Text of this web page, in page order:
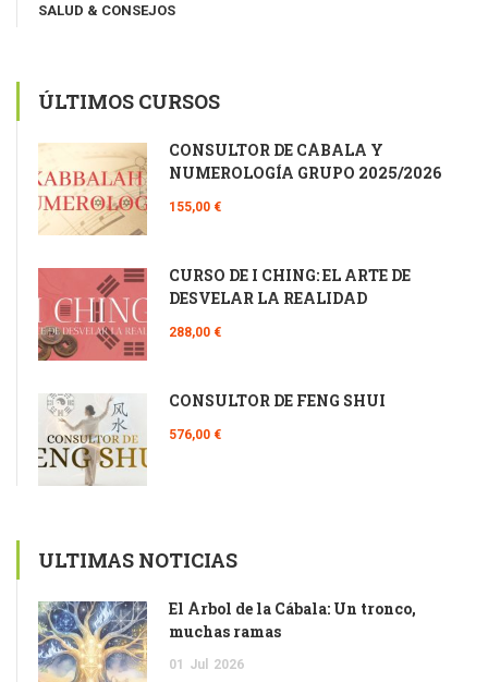
SALUD & CONSEJOS
ÚLTIMOS CURSOS
CONSULTOR DE CÁBALA Y
NUMEROLOGÍA GRUPO 2025/2026
155,00 €
CURSO DE I CHING: EL ARTE DE
DESVELAR LA REALIDAD
288,00 €
CONSULTOR DE FENG SHUI
576,00 €
ULTIMAS NOTICIAS
El Árbol de la Cábala: Un tronco,
muchas ramas
01 Jul 2026